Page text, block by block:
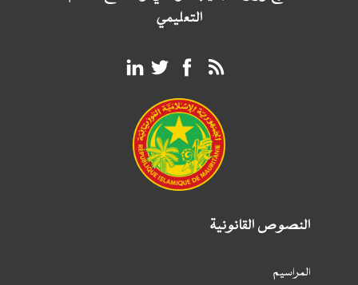
التعليمي
النصوص القانونية
المراسيم